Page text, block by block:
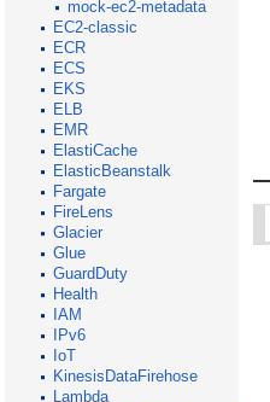
mock-ec2-metadata
EC2-classic
ECR
ECS
EKS
ELB
EMR
ElastiCache
ElasticBeanstalk
Fargate
FireLens
Glacier
Glue
GuardDuty
Health
IAM
IPv6
IoT
KinesisDataFirehose
Lambda